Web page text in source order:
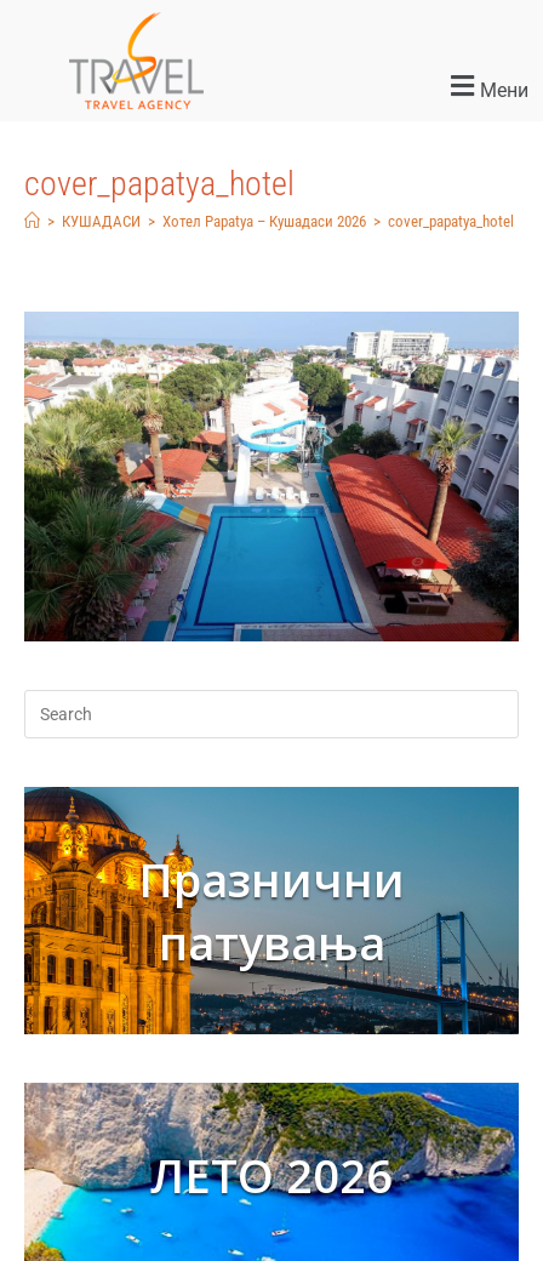
Мени
cover_papatya_hotel
> КУШАДАСИ > Хотел Papatya – Кушадаси 2026 > cover_papatya_hotel
Празнични
патувања
ЛЕТО 2026